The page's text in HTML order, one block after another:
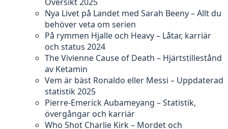
Nya Livet på Landet med Sarah Beeny – Allt du
behöver veta om serien
På rymmen Hjalle och Heavy – Låtar, karriär
och status 2024
The Vivienne Cause of Death – Hjärtstillestånd
av Ketamin
Vem är bäst Ronaldo eller Messi – Uppdaterad
statistik 2025
Pierre-Emerick Aubameyang – Statistik,
övergångar och karriär
Who Shot Charlie Kirk – Mordet och